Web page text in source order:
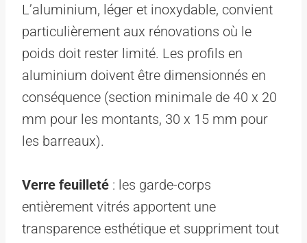
L’aluminium, léger et inoxydable, convient
particulièrement aux rénovations où le
poids doit rester limité. Les profils en
aluminium doivent être dimensionnés en
conséquence (section minimale de 40 x 20
mm pour les montants, 30 x 15 mm pour
les barreaux).
Verre feuilleté : les garde-corps
entièrement vitrés apportent une
transparence esthétique et suppriment tout